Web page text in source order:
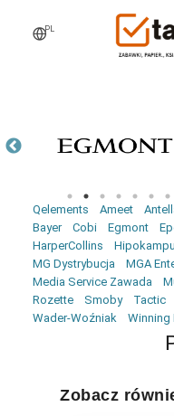
PL
PRODUKTY
AKTUALNOŚCI
LOGOWANIE
REJESTRACJA
Qelements Ameet
Bayer
Cobi Egmont
HarperCollins
MG Dystrybucja
MGA
Media Service Zawada
Rozette
Smoby Tactic
Wader-Woźniak
Winning
Zobacz